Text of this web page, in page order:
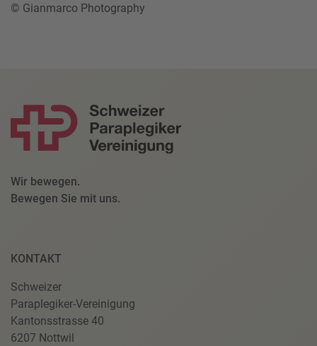
© Gianmarco Photography
Wir bewegen.
Bewegen Sie mit uns.
KONTAKT
Schweizer
Paraplegiker-Vereinigung
Kantonsstrasse 40
6207 Nottwil